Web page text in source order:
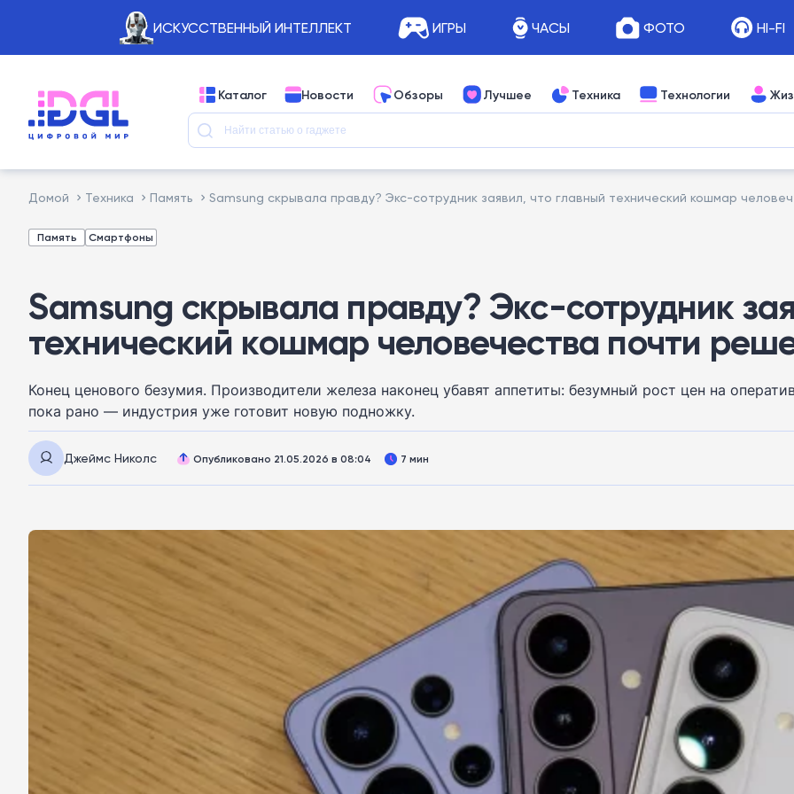
ИСКУССТВЕННЫЙ ИНТЕЛЛЕКТ ИГРЫ ЧАСЫ ФОТО HI-FI
Каталог Новости Обзоры Лучшее Техника Технологии
Домой Техника Память Samsung скрывала правду? Экс-сотрудник заявил, что главный технический кошмар
Память Смартфоны
Samsung скрывала правду? Экс-сотрудник
технический кошмар человечества почти
Конец ценового безумия. Производители железа наконец убавят аппетиты: безумный рост цен на
пока рано — индустрия уже готовит новую подножку.
Джеймс Николс Опубликовано 21.05.2026 в 08:04 7 мин